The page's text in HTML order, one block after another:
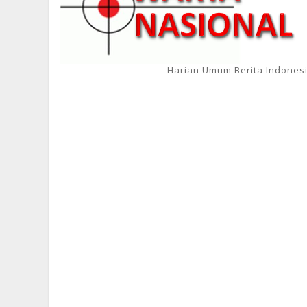
Harian Umum Berita